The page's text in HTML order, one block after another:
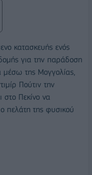
κατασκευής ενός
για την παράδοση
μέσω της Μογγολίας,
Πούτιν την
Πεκίνο να
πελάτη της φυσικού